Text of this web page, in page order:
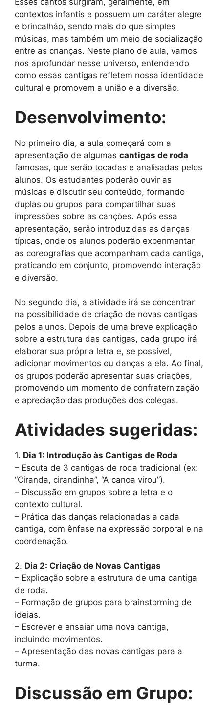
Esses cantos surgiram, geralmente, em
contextos infantis e possuem um caráter alegre
e brincalhão, sendo mais do que simples
músicas, mas também um meio de socialização
entre as crianças. Neste plano de aula, vamos
nos aprofundar nesse universo, entendendo
como essas cantigas refletem nossa identidade
cultural e promovem a união e a diversão.
Desenvolvimento:
No primeiro dia, a aula começará com a
apresentação de algumas cantigas de roda
famosas, que serão tocadas e analisadas pelos
alunos. Os estudantes poderão ouvir as
músicas e discutir seu conteúdo, formando
duplas ou grupos para compartilhar suas
impressões sobre as canções. Após essa
apresentação, serão introduzidas as danças
típicas, onde os alunos poderão experimentar
as coreografias que acompanham cada cantiga,
praticando em conjunto, promovendo interação
e diversão.
No segundo dia, a atividade irá se concentrar
na possibilidade de criação de novas cantigas
pelos alunos. Depois de uma breve explicação
sobre a estrutura das cantigas, cada grupo irá
elaborar sua própria letra e, se possível,
adicionar movimentos ou danças a ela. Ao final,
os grupos poderão apresentar suas criações,
promovendo um momento de confraternização
e apreciação das produções dos colegas.
Atividades sugeridas:
1. Dia 1: Introdução às Cantigas de Roda
– Escuta de 3 cantigas de roda tradicional (ex:
“Ciranda, cirandinha”, “A canoa virou”).
– Discussão em grupos sobre a letra e o
contexto cultural.
– Prática das danças relacionadas a cada
cantiga, com ênfase na expressão corporal e na
coordenação.
2. Dia 2: Criação de Novas Cantigas
– Explicação sobre a estrutura de uma cantiga
de roda.
– Formação de grupos para brainstorming de
ideias.
– Escrever e ensaiar uma nova cantiga,
incluindo movimentos.
– Apresentação das novas cantigas para a
turma.
Discussão em Grupo: